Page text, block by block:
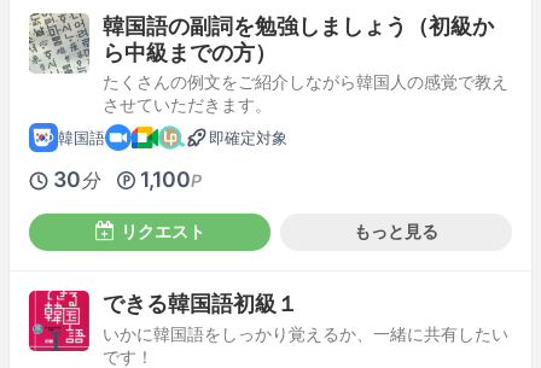
韓国語の副詞を勉強しましょう（初級か
ら中級までの方）
たくさんの例文をご紹介しながら韓国人の感覚で教え
させていただきます。
韓国語 即確定対象
30分 1,100P
リクエスト もっと見る
できる韓国語初級１
いかに韓国語をしっかり覚えるか、一緒に共有したい
です！